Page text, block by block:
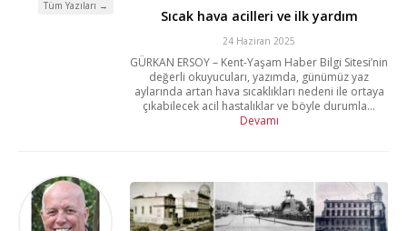
Tüm Yazıları →
Sıcak hava acilleri ve ilk yardım
24 Haziran 2025
GÜRKAN ERSOY – Kent-Yaşam Haber Bilgi Sitesi’nin
değerli okuyucuları, yazımda, günümüz yaz
aylarında artan hava sıcaklıkları nedeni ile ortaya
çıkabilecek acil hastalıklar ve böyle durumla...
Devamı